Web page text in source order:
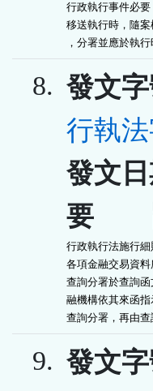
行政執行事件必
移送執行時，隨
，分署並應於執
8. 發文字
行執法
發文日
要
行政執行法施行
各項金融交易資
查詢分署於查詢
融機構依其來函
查詢分署，再由
9. 發文字